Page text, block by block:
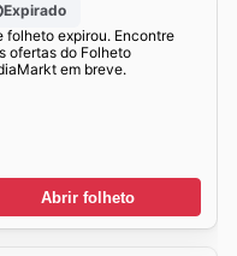
Expirado
folheto expirou. Encontre
ofertas do Folheto
em breve.
Abrir folheto